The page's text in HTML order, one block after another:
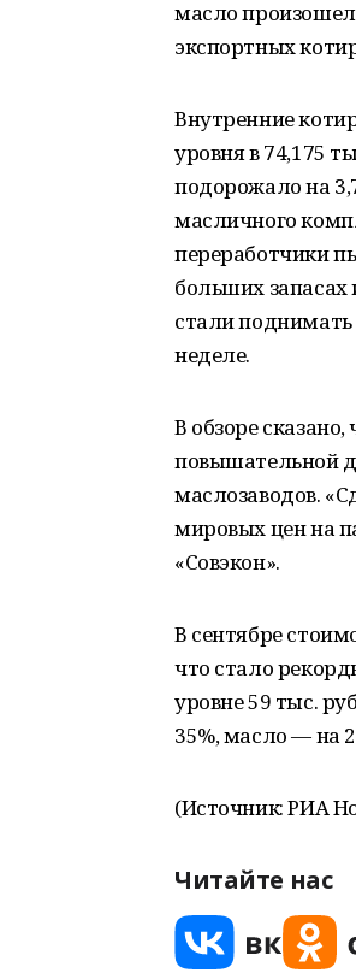
масло
экспортных
Внутренние
уровня в 74,175
подорожало на
масличного
переработчики
больших
стали поднимать
неделе.
В обзоре
повышательной
маслозаводов.
мировых цен на
«Совэкон».
В сентябре
что стало
уровне 59 тыс.
35%, масло — на
(Источник: РИА
Читайте нас